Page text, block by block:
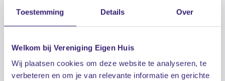
Toestemming Details Over
Welkom bij Vereniging Eigen Huis
Wij plaatsen cookies om deze website te analyseren, te
verbeteren en om je van relevante informatie en gerichte
af en toe water geeft, blijft wel het één en ander in
Hoe nu verder